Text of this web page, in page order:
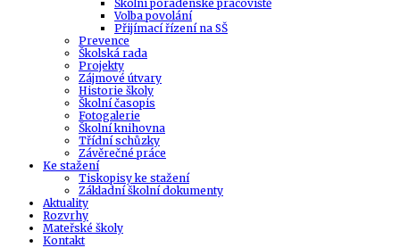
Školní poradenské pracoviště
Volba povolání
Přijímací řízení na SŠ
Prevence
Školská rada
Projekty
Zájmové útvary
Historie školy
Školní časopis
Fotogalerie
Školní knihovna
Třídní schůzky
Závěrečné práce
Ke stažení
Tiskopisy ke stažení
Základní školní dokumenty
Aktuality
Rozvrhy
Mateřské školy
Kontakt